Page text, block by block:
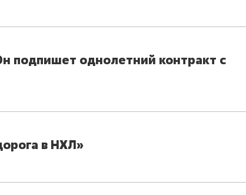
подпишет однолетний контракт с
в НХЛ»